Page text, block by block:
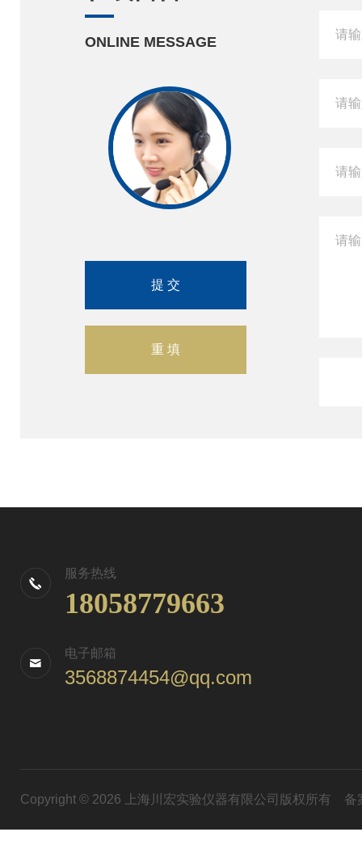
ONLINE MESSAGE
服务热线
18058779663
电子邮箱
3568874454@qq.com
Copyright © 2026 上海川宏实验仪器有限公司版权所有 备